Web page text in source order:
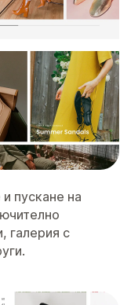
пускане на
галерия с